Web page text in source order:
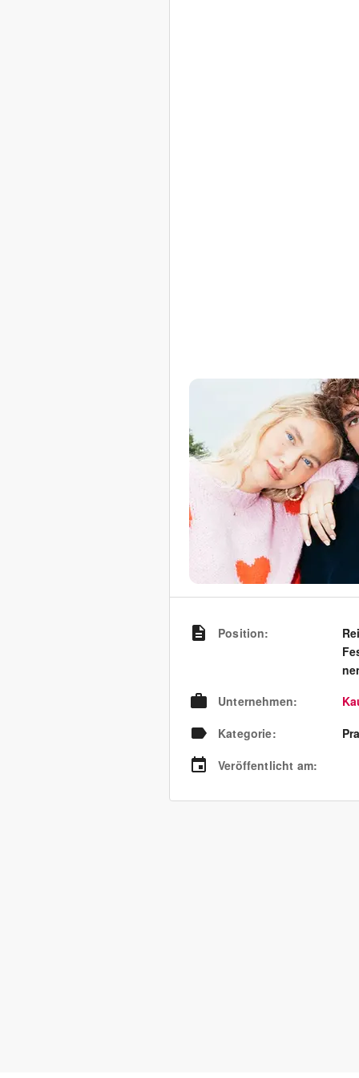
Position:
Unternehmen:
Kategorie:
Veröffentlicht am: